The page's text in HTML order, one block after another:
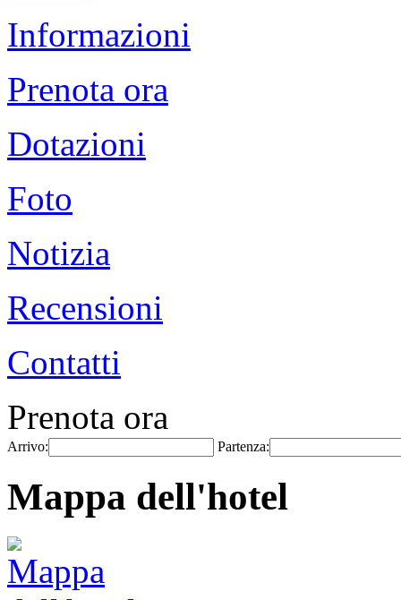
Informazioni
Prenota ora
Dotazioni
Foto
Notizia
Recensioni
Contatti
Prenota ora
Arrivo: Partenza:
Mappa dell'hotel